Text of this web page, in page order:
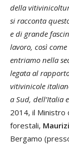
della
si racconta
e di grande
lavoro, così
entriamo nella
legata al
vitivinicole
a Sud, dell’Italia
2014, il Ministro
forestali,
Bergamo